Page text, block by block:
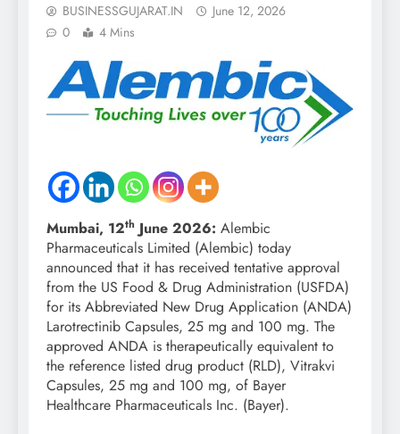
BUSINESSGUJARAT.IN
June 12, 2026
0
4 Mins
Mumbai, 12th June 2026: Alembic
Pharmaceuticals Limited (Alembic) today
announced that it has received tentative approval
from the US Food & Drug Administration (USFDA)
for its Abbreviated New Drug Application (ANDA)
Larotrectinib Capsules, 25 mg and 100 mg. The
approved ANDA is therapeutically equivalent to
the reference listed drug product (RLD), Vitrakvi
Capsules, 25 mg and 100 mg, of Bayer
Healthcare Pharmaceuticals Inc. (Bayer).